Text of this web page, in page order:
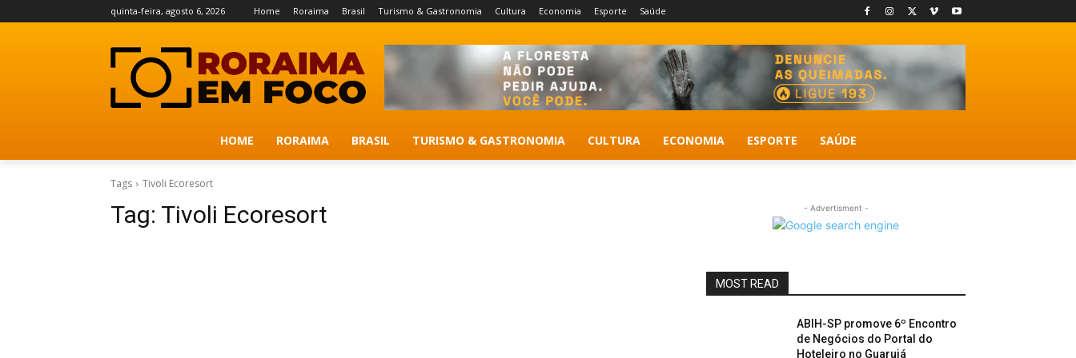
quinta-feira, agosto 6, 2026 Home Roraima Brasil Turismo & Gastronomia Cultura Economia Esporte Saúde
HOME RORAIMA BRASIL TURISMO & GASTRONOMIA CULTURA ECONOMIA ESPORTE SAÚDE
Tags Tivoli Ecoresort
Tag: Tivoli Ecoresort - Advertisment -
MOST READ
ABIH-SP promove 6º Encontro
de Negócios do Portal do
Hoteleiro no Guarujá